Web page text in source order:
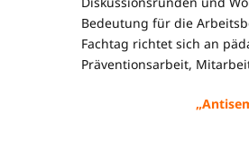
Bedeutung für die
Fachtag richtet sich an
Präventionsarbeit,